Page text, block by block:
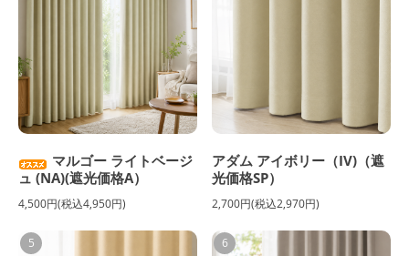
マルゴー ライトベージ
ュ (NA)(遮光価格A）
4,500円(税込4,950円)
アダム アイボリー（IV)（遮
光価格SP）
2,700円(税込2,970円)
5 6